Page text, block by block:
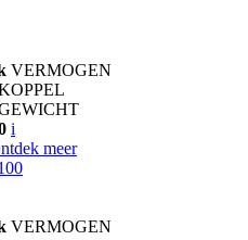
VERMOGEN
i
meer
VERMOGEN